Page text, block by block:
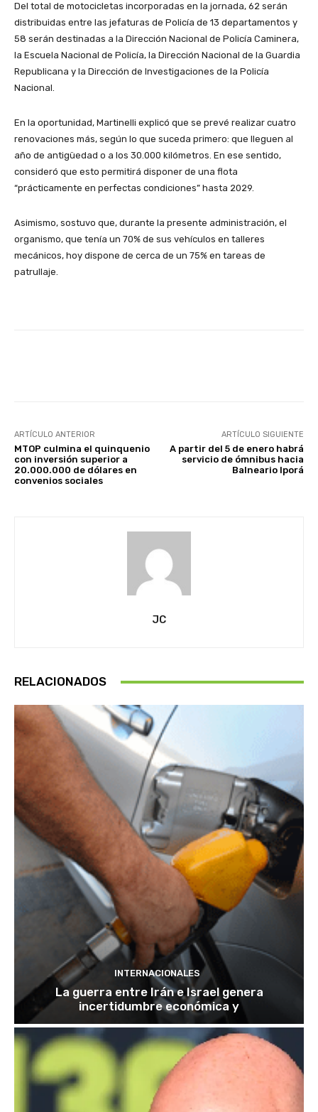
Del total de motocicletas incorporadas en la jornada, 62 serán
distribuidas entre las jefaturas de Policía de 13 departamentos y
58 serán destinadas a la Dirección Nacional de Policía Caminera,
la Escuela Nacional de Policía, la Dirección Nacional de la Guardia
Republicana y la Dirección de Investigaciones de la Policía
Nacional.
En la oportunidad, Martinelli explicó que se prevé realizar cuatro
renovaciones más, según lo que suceda primero: que lleguen al
año de antigüedad o a los 30.000 kilómetros. En ese sentido,
consideró que esto permitirá disponer de una flota
“prácticamente en perfectas condiciones” hasta 2029.
Asimismo, sostuvo que, durante la presente administración, el
organismo, que tenía un 70% de sus vehículos en talleres
mecánicos, hoy dispone de cerca de un 75% en tareas de
patrullaje.
ARTÍCULO ANTERIOR
MTOP culmina el quinquenio
con inversión superior a
20.000.000 de dólares en
convenios sociales
ARTÍCULO SIGUIENTE
A partir del 5 de enero habrá
servicio de ómnibus hacia
Balneario Iporá
JC
RELACIONADOS
INTERNACIONALES
La guerra entre Irán e Israel genera
incertidumbre económica y